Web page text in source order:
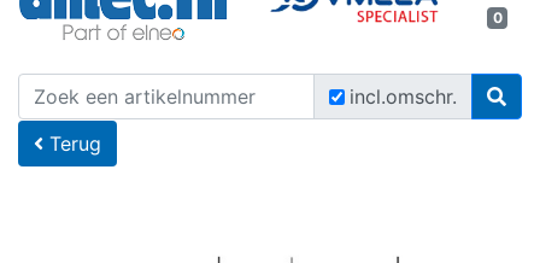
0
incl.omschr.
U bevindt zich hier Home
Terug